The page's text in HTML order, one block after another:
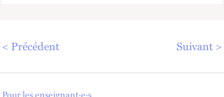
Précédent Suivant
Pour les enseignant·e·s